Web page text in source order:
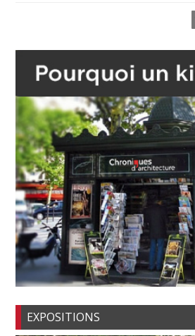
EXPOSITIONS